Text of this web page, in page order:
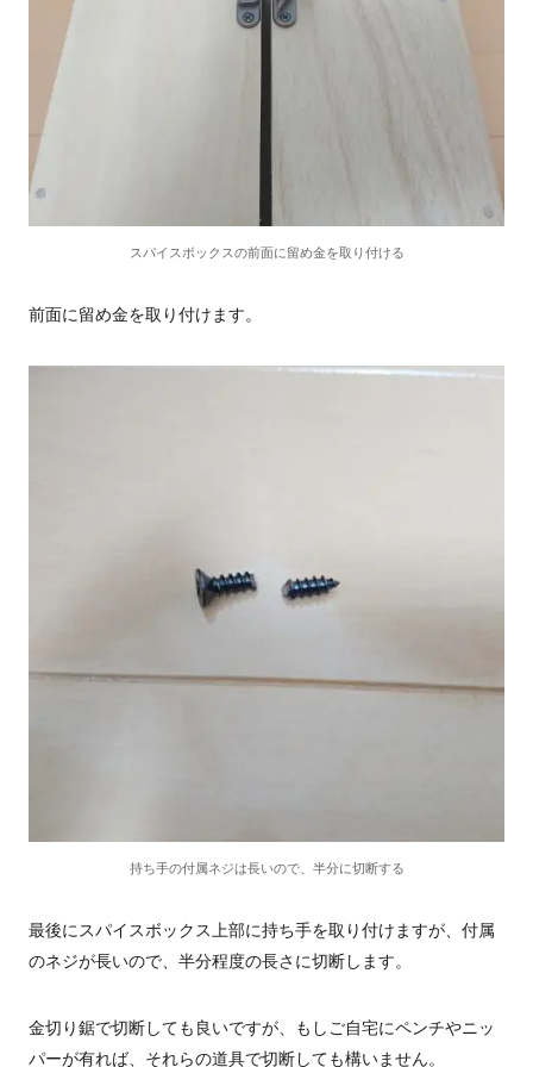
スパイスボックスの前面に留め金を取り付ける
前面に留め金を取り付けます。
持ち手の付属ネジは長いので、半分に切断する
最後にスパイスボックス上部に持ち手を取り付けますが、付属
のネジが長いので、半分程度の長さに切断します。
金切り鋸で切断しても良いですが、もしご自宅にペンチやニッ
パーが有れば、それらの道具で切断しても構いません。